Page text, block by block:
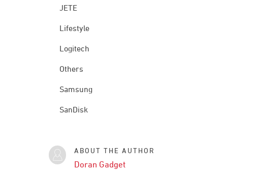
JETE
Lifestyle
Logitech
Others
Samsung
SanDisk
ABOUT THE AUTHOR
Doran Gadget